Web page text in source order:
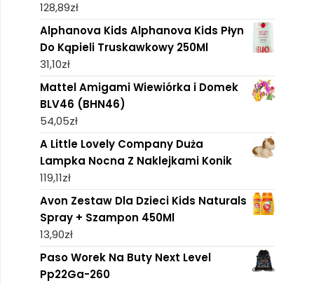
128,89zł
Alphanova Kids Alphanova Kids Płyn
Do Kąpieli Truskawkowy 250Ml
31,10zł
Mattel Amigami Wiewiórka i Domek
BLV46 (BHN46)
54,05zł
A Little Lovely Company Duża
Lampka Nocna Z Naklejkami Konik
119,11zł
Avon Zestaw Dla Dzieci Kids Naturals
Spray + Szampon 450Ml
13,90zł
Paso Worek Na Buty Next Level
Pp22Ga-260